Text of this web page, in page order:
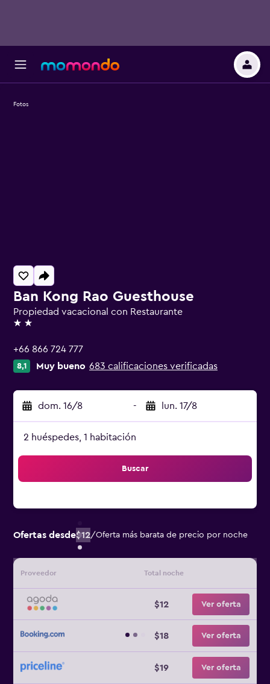
Ban Kong Rao Guesthouse
Propiedad vacacional con Restaurante
2 estrellas
+66 866 724 777
8,1 Muy bueno 683 calificaciones verificadas
dom. 16/8 - lun. 17/8
2 huéspedes, 1 habitación
Buscar
Ofertas desde$12/Oferta más barata de precio por noche
Proveedor Total noche
$12 Ver oferta
$18 Ver oferta
$19 Ver oferta
Fotos